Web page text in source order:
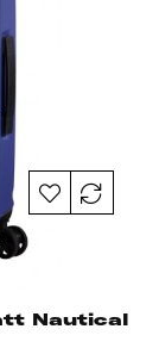
Nautical